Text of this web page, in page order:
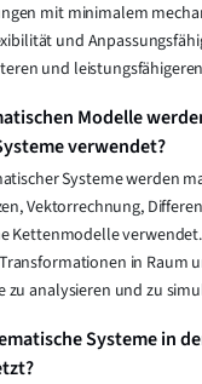
mit minimalem
und
und
Modelle
verwendet?
Systeme werden
Vektorrechnung,
Kettenmodelle
in Raum
zu analysieren und zu
Systeme in